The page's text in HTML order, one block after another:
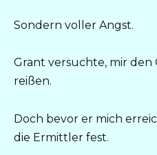
Sondern voller Angst.
Grant versuchte, mir den
reißen.
Doch bevor er mich
die Ermittler fest.